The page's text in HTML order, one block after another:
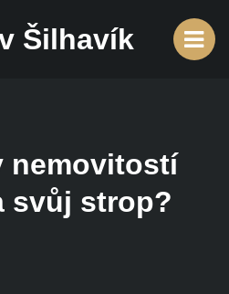
Šilhavík
nemovitostí
svůj strop?